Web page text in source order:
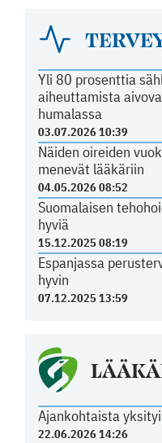
Yli 80 prosenttia
aiheuttamista
humalassa
03.07.2026 10:39
Näiden oireiden
menevät lääkäriin
04.05.2026 08:52
Suomalaisen
hyviä
15.12.2025 08:19
Espanjassa
hyvin
07.12.2025 13:59
Ajankohtaista
22.06.2026 14:26